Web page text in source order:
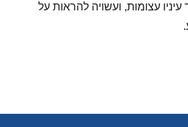
כאשר עיניו עצומות, ועשויה להראות על